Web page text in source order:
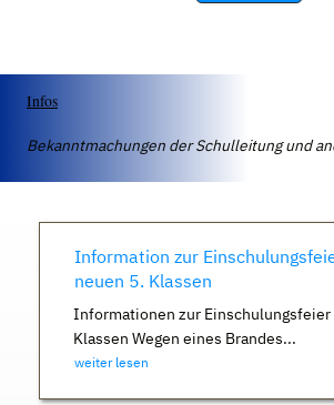
Infos
Bekanntmachungen der Schulleitung und
Information zur
neuen 5. Klassen
Informationen zur Einschulungsfeier
Klassen Wegen eines Brandes...
weiter lesen